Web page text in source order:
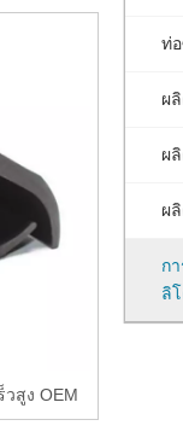
สูง OEM
ท่
ผ
ผ
ผ
ก
ลิ